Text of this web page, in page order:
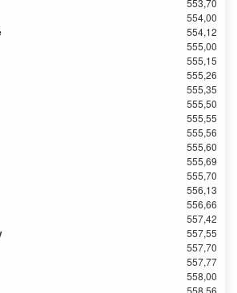
553,70
554,00
554,12
555,00
555,15
555,26
555,35
555,50
555,55
555,56
555,60
555,69
555,70
556,13
556,66
557,42
557,55
557,70
557,77
558,00
558,56